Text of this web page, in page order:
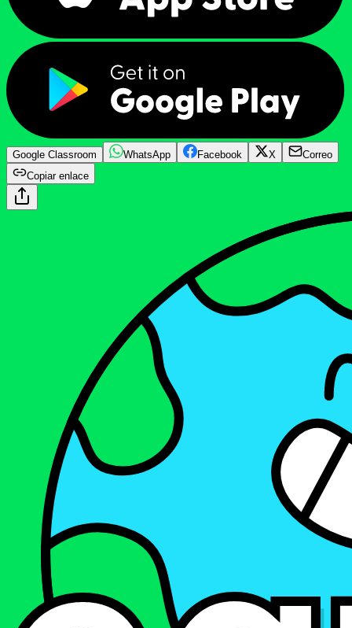
Google Classroom WhatsApp Facebook X
Correo
Copiar enlace